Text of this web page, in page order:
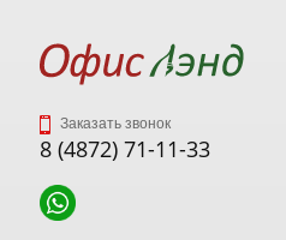
Заказать звонок
8 (4872) 71-11-33